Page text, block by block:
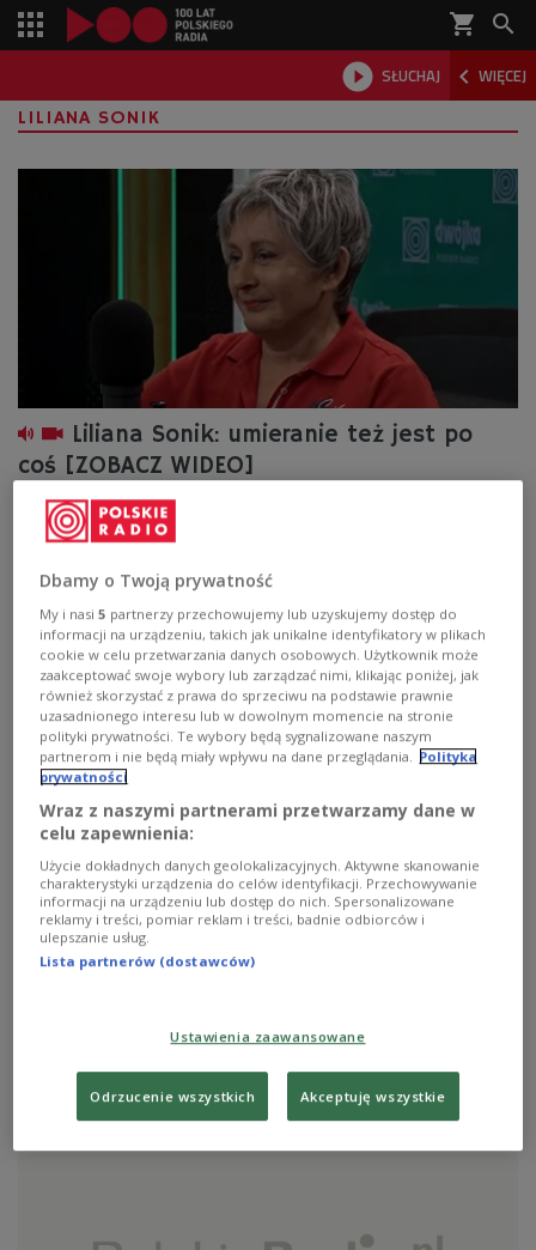
shopping_cart 
 SŁUCHAJ  WIĘCEJ

LILIANA SONIK
Liliana Sonik: umieranie też jest po
coś [ZOBACZ WIDEO]
- Żyjemy w świecie, w którym laboratorium jest
niezwykle ważne, a oratorium przestaje być ważne. Dla
- mówiła w Programie 2 Polskiego
Radia Liliana Sonik, filolog, działaczka opozycji w czasach
PRL.
Zobacz więcej na temat:Studencki Komitet Solidarności
Dwójka
Robert Mazurek Karol Wojtyła Jan Paweł II
Zapraszamy do wysłuchania gawęd działaczy
Zobacz więcej na temat:Henryk Wujec Jan Strękowski
Solidarność
Stanisław Pyjas
Dbamy o Twoją prywatność
My i nasi5 partnerzy przechowujemy lub uzyskujemy dostęp do
informacji na urządzeniu, takich jak unikalne identyfikatory w plikach
cookie w celu przetwarzania danych osobowych. Użytkownik może
zaakceptować swoje wybory lub zarządzać nimi, klikając poniżej, jak
również skorzystać z prawa do sprzeciwu na podstawie prawnie
uzasadnionego interesu lub w dowolnym momencie na stronie
polityki prywatności. Te wybory będą sygnalizowane naszym
partnerom i nie będą miały wpływu na dane przeglądania. Polityka
prywatności
Wraz z naszymi partnerami przetwarzamy dane w
celu zapewnienia:
Użycie dokładnych danych geolokalizacyjnych. Aktywne skanowanie
charakterystyki urządzenia do celów identyfikacji. Przechowywanie
informacji na urządzeniu lub dostęp do nich. Spersonalizowane
reklamy i treści, pomiar reklam i treści, badnie odbiorców i
ulepszanie usług.
Lista partnerów (dostawców)
Ustawienia zaawansowane
Odrzucenie wszystkich Akceptuję wszystkie